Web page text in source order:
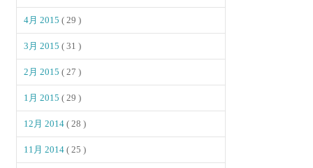
4月 2015( 29 )
3月 2015( 31 )
2月 2015( 27 )
1月 2015( 29 )
12月 2014( 28 )
11月 2014( 25 )